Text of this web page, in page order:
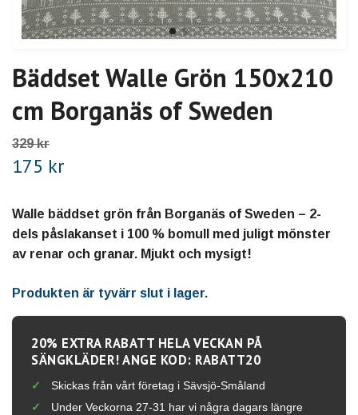
Bäddset Walle Grön 150x210
cm Borganäs of Sweden
329 kr
175 kr
Walle bäddset grön från Borganäs of Sweden – 2-
dels påslakanset i 100 % bomull med juligt mönster
av renar och granar. Mjukt och mysigt!
Produkten är tyvärr slut i lager.
20% EXTRA RABATT HELA VECKAN PÅ
SÄNGKLÄDER! ANGE KOD: RABATT20
Skickas från vårt företag i Sävsjö-Småland
Under Veckorna 27-31 har vi några dagars längre